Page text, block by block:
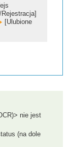
[Ulubione
nie jest
(na dole